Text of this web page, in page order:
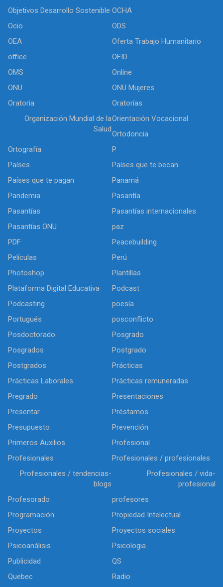
Objetivos Desarrollo Sostenible OCHA
Ocio
ODS
OEA
Oferta Trabajo Humanitario
office
OFID
OMS
Online
ONU
ONU Mujeres
Oratoria
Oratorías
Organización Mundial de la
Salud
Orientación Vocacional
Ortodoncia
Ortografía
P
Países
Países que te becan
Países que te pagan
Panamá
Pandemia
Pasantía
Pasantías
Pasantías internacionales
Pasantías ONU
paz
PDF
Peacebuilding
Películas
Perú
Photoshop
Plantillas
Plataforma Digital Educativa
Podcast
Podcasting
poesía
Portugués
posconflicto
Posdoctorado
Posgrado
Posgrados
Postgrado
Postgrados
Prácticas
Prácticas Laborales
Prácticas remuneradas
Pregrado
Presentaciones
Presentar
Préstamos
Presupuesto
Prevención
Primeros Auxilios
Profesional
Profesionales
Profesionales / profesionales
Profesionales / tendencias-
blogs
Profesionales / vida-
profesional
Profesorado
profesores
Programación
Propiedad Intelectual
Proyectos
Proyectos sociales
Psicoanálisis
Psicologia
Publicidad
QS
Quebec
Radio